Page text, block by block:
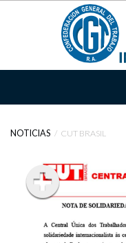
INICIO
INSTITUCIONAL
ÁREAS
DOCUMENTOS
NOTICIAS CUT BRASIL